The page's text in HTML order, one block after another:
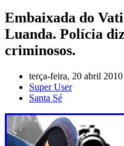
Embaixada do
Luanda. Polícia
criminosos.
terça-feira, 20 abril
Super User
Santa Sé